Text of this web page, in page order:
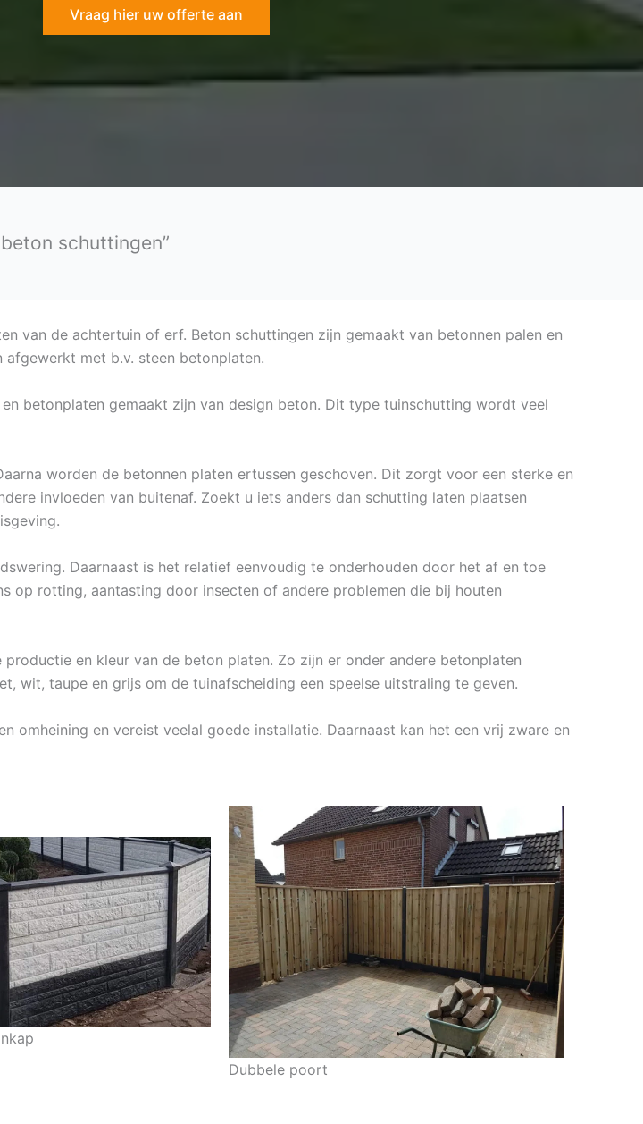
Vraag hier uw offerte aan
schuttingen”
van de achtertuin of erf. Beton schuttingen zijn gemaakt van betonnen palen en
met b.v. steen betonplaten.
betonplaten gemaakt zijn van design beton. Dit type tuinschutting wordt veel
worden de betonnen platen ertussen geschoven. Dit zorgt voor een sterke en
invloeden van buitenaf. Zoekt u iets anders dan schutting laten plaatsen
Daarnaast is het relatief eenvoudig te onderhouden door het af en toe
op rotting, aantasting door insecten of andere problemen die bij houten
en kleur van de beton platen. Zo zijn er onder andere betonplaten
wit, taupe en grijs om de tuinafscheiding een speelse uitstraling te geven.
omheining en vereist veelal goede installatie. Daarnaast kan het een vrij zware en
Dubbele poort